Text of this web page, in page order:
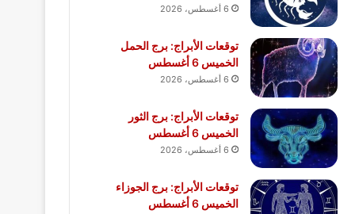
6 أغسطس، 2026
توقعات الأبراج: برج الحمل
الخميس 6 أغسطس
6 أغسطس، 2026
توقعات الأبراج: برج الثور
الخميس 6 أغسطس
6 أغسطس، 2026
توقعات الأبراج: برج الجوزاء
الخميس 6 أغسطس